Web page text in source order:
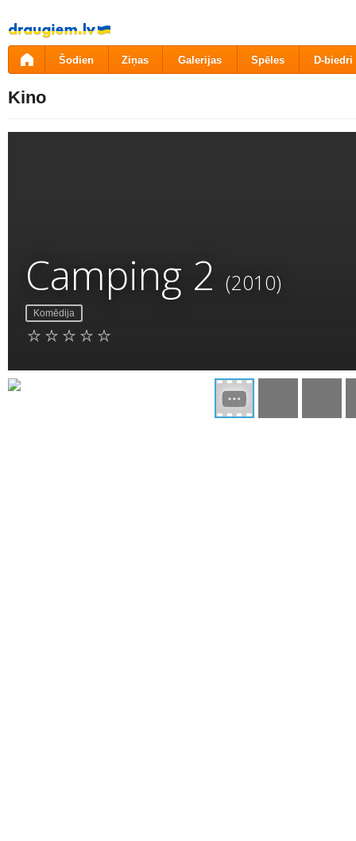
Pāriet
uz
saturu
Šodien Ziņas Galerijas Spēles D-biedri
Kino
Camping 2 (2010)
Komēdija